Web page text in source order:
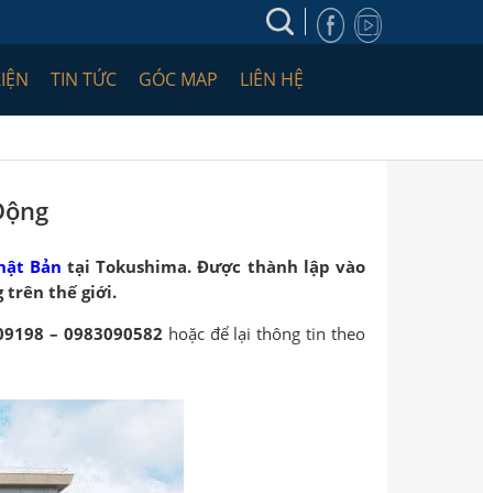
TIN TỨC GÓC MAP LIÊN HỆ
Bản tại Tokushima. Được thành lập vào
trên thế giới.
– 0983090582 hoặc để lại thông tin theo